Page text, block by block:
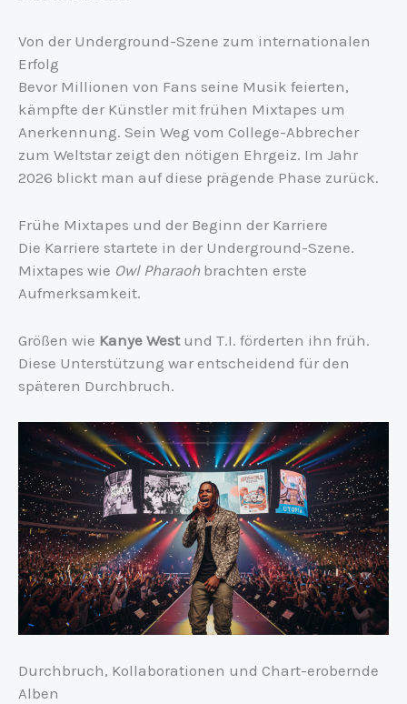
Von der Underground-Szene zum internationalen
Erfolg
Bevor Millionen von Fans seine Musik feierten,
kämpfte der Künstler mit frühen Mixtapes um
Anerkennung. Sein Weg vom College-Abbrecher
zum Weltstar zeigt den nötigen Ehrgeiz. Im Jahr
2026 blickt man auf diese prägende Phase zurück.
Frühe Mixtapes und der Beginn der Karriere
Die Karriere startete in der Underground-Szene.
Mixtapes wie Owl Pharaoh brachten erste
Aufmerksamkeit.
Größen wie Kanye Westund T.I. förderten ihn früh.
Diese Unterstützung war entscheidend für den
späteren Durchbruch.
Durchbruch, Kollaborationen und Chart-erobernde
Alben